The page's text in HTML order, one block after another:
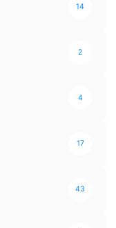
14
2
4
17
43